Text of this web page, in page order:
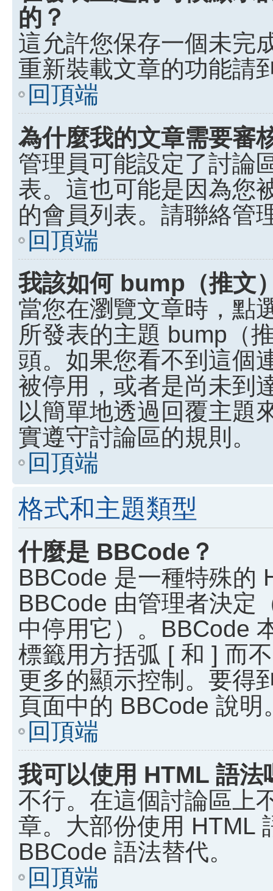
的？
這允許您保存一個未完
重新裝載文章的功能請
回頂端
為什麼我的文章需要審
管理員可能設定了討論
表。這也可能是因為您
的會員列表。請聯絡管
回頂端
我該如何 bump（推文
當您在瀏覽文章時，點
所發表的主題 bump（
頭。如果您看不到這個
被停用，或者是尚未到
以簡單地透過回覆主題
實遵守討論區的規則。
回頂端
格式和主題類型
什麼是 BBCode？
BBCode 是一種特殊的
BBCode 由管理者決定
中停用它）。BBCode
標籤用方括弧 [ 和 ] 而
更多的顯示控制。要得
頁面中的 BBCode 說明
回頂端
我可以使用 HTML 語法
不行。在這個討論區上
章。大部份使用 HTML
BBCode 語法替代。
回頂端